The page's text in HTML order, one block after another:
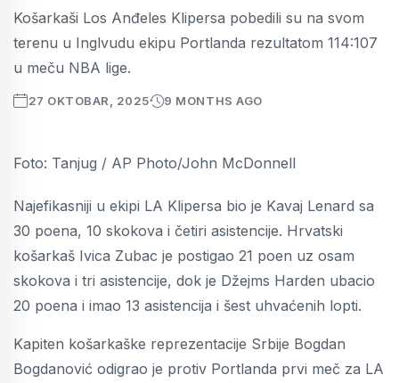
Košarkaši Los Anđeles Klipersa pobedili su na svom
terenu u Inglvudu ekipu Portlanda rezultatom 114:107
u meču NBA lige.
27 OKTOBAR, 2025 9 MONTHS AGO
Foto: Tanjug / AP Photo/John McDonnell
Najefikasniji u ekipi LA Klipersa bio je Kavaj Lenard sa
30 poena, 10 skokova i četiri asistencije. Hrvatski
košarkaš Ivica Zubac je postigao 21 poen uz osam
skokova i tri asistencije, dok je Džejms Harden ubacio
20 poena i imao 13 asistencija i šest uhvaćenih lopti.
Kapiten košarkaške reprezentacije Srbije Bogdan
Bogdanović odigrao je protiv Portlanda prvi meč za LA